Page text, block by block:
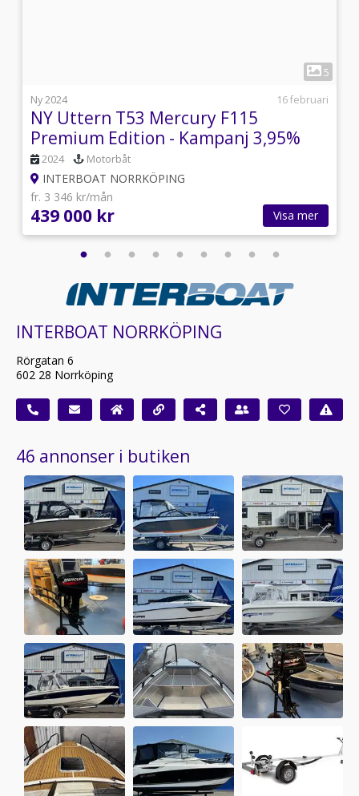
5
Ny 2024
16 februari
NY Uttern T53 Mercury F115
Premium Edition - Kampanj 3,95%
2024 Motorbåt
INTERBOAT NORRKÖPING
fr. 3 346 kr/mån
439 000 kr Visa mer
INTERBOAT NORRKÖPING
Rörgatan 6
602 28 Norrköping
46 annonser i butiken